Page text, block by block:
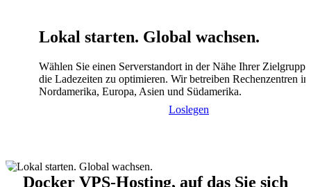
Lokal starten. Global wachsen.
Wählen Sie einen Serverstandort in der Nähe Ihrer
die Ladezeiten zu optimieren. Wir betreiben Rechenzentren in
Nordamerika, Europa, Asien und Südamerika.
Loslegen
Docker VPS-Hosting, auf das Sie sich